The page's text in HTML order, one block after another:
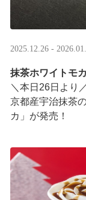
2025.12.26 -
抹茶ホワイトモ
＼本日26日より
京都産宇治抹茶
カ」が発売！